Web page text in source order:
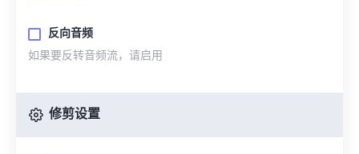
反向音频
如果要反转音频流，请启用
修剪设置